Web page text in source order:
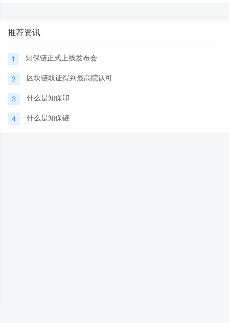
推荐资讯
1 知保链正式上线发布会
2 区块链取证得到最高院认可
3 什么是知保印
4 什么是知保链